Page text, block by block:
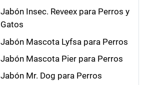
Jabón Insec. Reveex para Perros y
Gatos
Jabón Mascota Lyfsa para Perros
Jabón Mascota Pier para Perros
Jabón Mr. Dog para Perros